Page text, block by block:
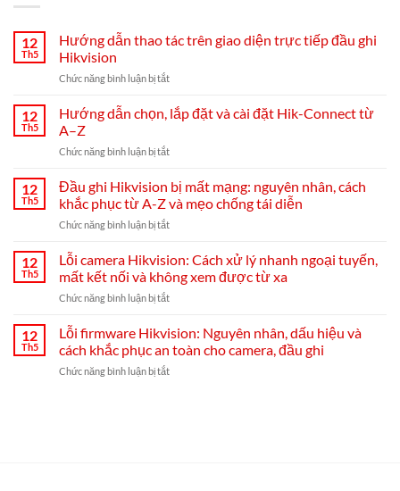
12
Th5
Hướng dẫn thao tác trên giao diện trực tiếp đầu ghi
Hikvision
Chức năng bình luận bị tắtở
dẫn
thao
trên
diện
trực
đầu
Hikvision
12
Th5
Hướng dẫn chọn, lắp đặt và cài đặt Hik-Connect từ
A–Z
Chức năng bình luận bị tắtở
dẫn
chọn,
lắp
đặt
cài
đặt
Hik-
Connect
A–
Z
12
Th5
Đầu ghi Hikvision bị mất mạng: nguyên nhân, cách
khắc phục từ A-Z và mẹo chống tái diễn
Chức năng bình luận bị tắtở
Hikvision
bị
mất
nguyên
nhân,
khắc
12
Th5
Lỗi camera Hikvision: Cách xử lý nhanh ngoại tuyến,
mất kết nối và không xem được từ xa
Chức năng bình luận bị tắtở
camera
Hikvision:
Cách
xử
12
Th5
Lỗi firmware Hikvision: Nguyên nhân, dấu hiệu và
cách khắc phục an toàn cho camera, đầu ghi
Chức năng bình luận bị tắtở